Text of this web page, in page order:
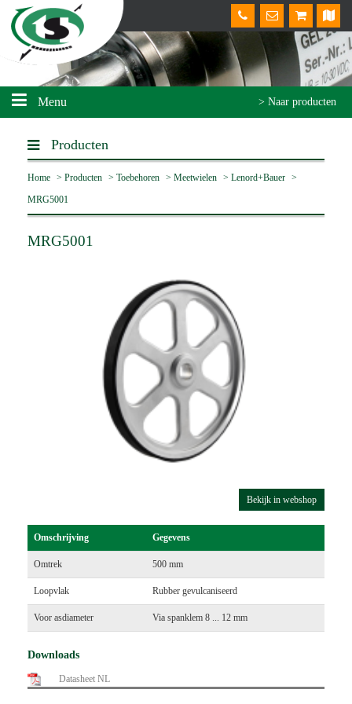
> Naar producten
Menu
Producten
Home > Producten > Toebehoren > Meetwielen > Lenord+Bauer >
MRG5001
MRG5001
Bekijk in webshop
Omschrijving Gegevens
Omtrek 500 mm
Loopvlak Rubber gevulcaniseerd
Voor asdiameter Via spanklem 8 ... 12 mm
Downloads
Datasheet NL